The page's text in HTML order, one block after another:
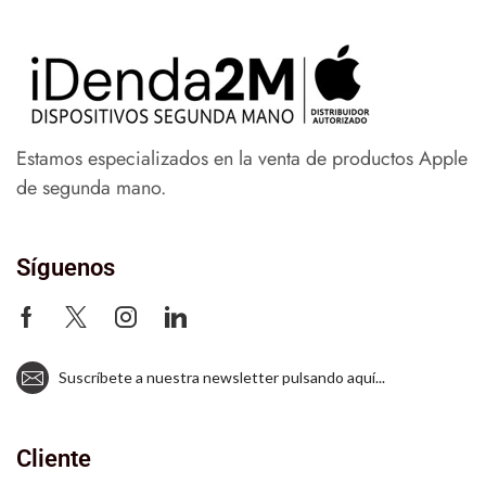
Estamos especializados en la venta de productos Apple
de segunda mano.
Síguenos
Suscríbete a nuestra newsletter pulsando aquí...
Cliente